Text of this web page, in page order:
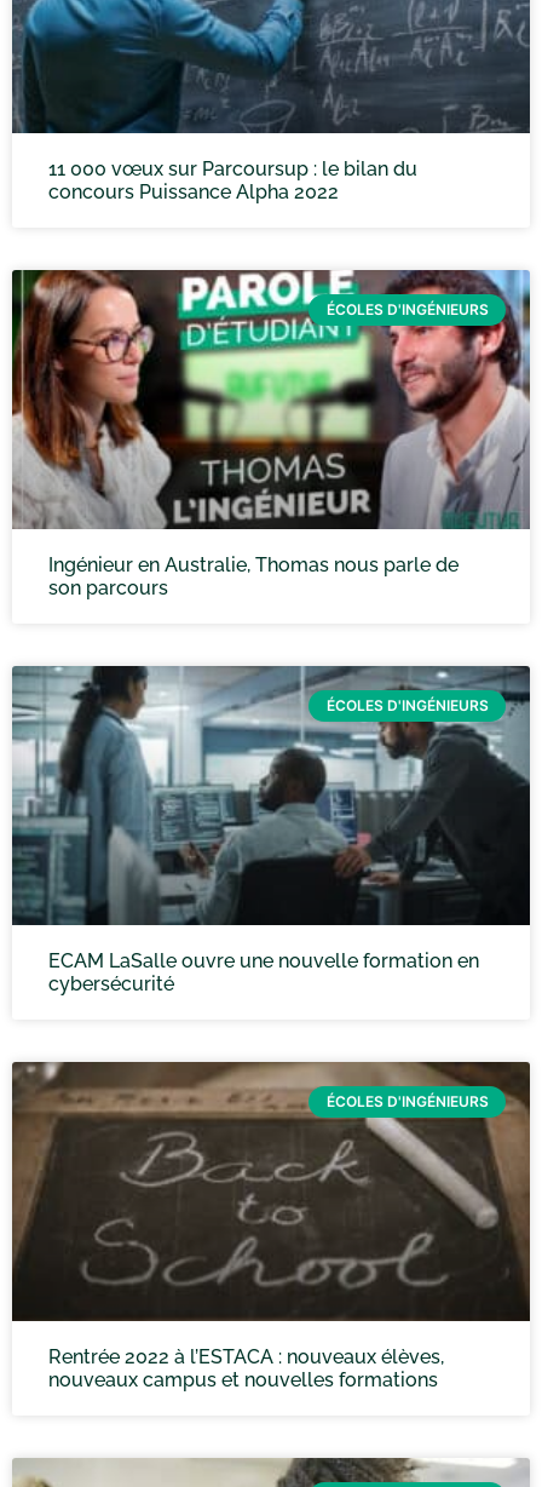
11 000 vœux sur Parcoursup : le bilan du
concours Puissance Alpha 2022
ÉCOLES D'INGÉNIEURS
Ingénieur en Australie, Thomas nous parle de
son parcours
ÉCOLES D'INGÉNIEURS
ECAM LaSalle ouvre une nouvelle formation en
cybersécurité
ÉCOLES D'INGÉNIEURS
Rentrée 2022 à l’ESTACA : nouveaux élèves,
nouveaux campus et nouvelles formations